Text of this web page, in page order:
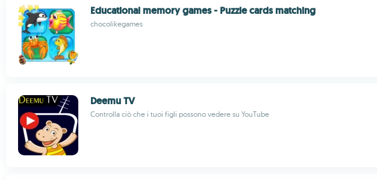
Educational memory games - Puzzle cards matching
chocolikegames
Deemu TV
Controlla ciò che i tuoi figli possono vedere su YouTube